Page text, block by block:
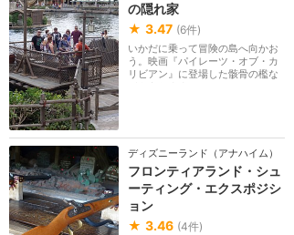
の隠れ家
★ 3.47 (6件)
いかだに乗って冒険の島へ向かお
う。映画『パイレーツ・オブ・カ
リビアン』に登場した骸骨の檻な
ディズニーランド（アナハイム）
フロンティアランド・シュ
ーティング・エクスポジシ
ョン
★ 3.46 (4件)